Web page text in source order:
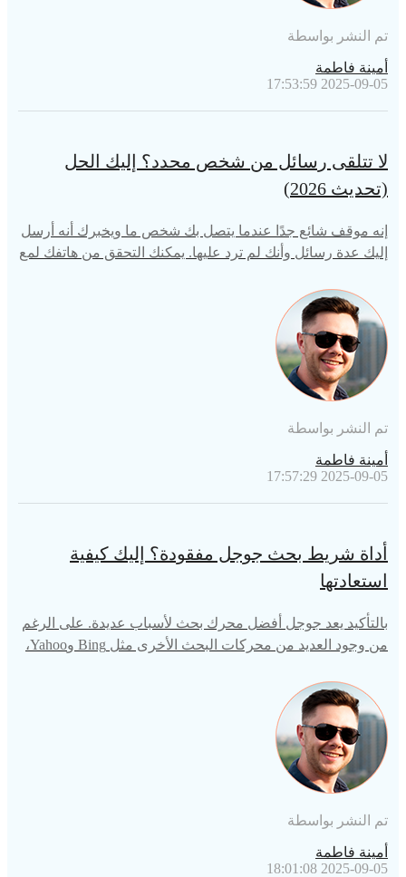
تم النشر بواسطة
أمينة فاطمة
2025-09-05 17:53:59
لا تتلقى رسائل من شخص محدد؟ إليك الحل
(تحديث 2026)
إنه موقف شائع جدًا عندما يتصل بك شخص ما ويخبرك أنه أرسل
إليك عدة رسائل وأنك لم ترد عليها. يمكنك التحقق من هاتفك لمع
جهات اتصال أخرى بشكل جيد ولكنك لا تتلقى رسائل نصية من
شخص محدد. هل تتساءل: "لماذا لا يمكنني تلقي رسائل نصية م
ن شخص محدد على نظام الاندرويد وكيفية إصلاح ذلك؟" اقرأ ف
ي هذا المقال لتعرف كل شيء.
تم النشر بواسطة
أمينة فاطمة
2025-09-05 17:57:29
أداة شريط بحث جوجل مفقودة؟ إليك كيفية
استعادتها
بالتأكيد يعد جوجل أفضل محرك بحث لأسباب عديدة. على الرغم
من وجود العديد من محركات البحث الأخرى مثل Bing وYahoo،
ظمة المشتركة. الآن، إذا كنت تحب استخدام بحث جوجل ولكن أ
داعي للقلق.
تم النشر بواسطة
أمينة فاطمة
2025-09-05 18:01:08